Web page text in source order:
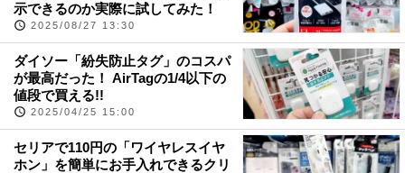
示できるのか実際に試してみた！
2025/08/27 13:30
ダイソー「紛失防止タグ」のコスパ
が最高だった！ AirTagの1/4以下の
値段で買える!!
2025/04/25 15:00
セリアで110円の「ワイヤレスイヤ
ホン」を簡単にお手入れできるクリ